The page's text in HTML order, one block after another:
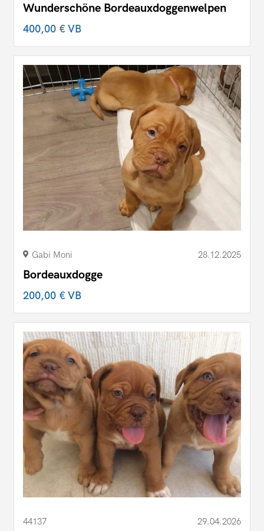
Wunderschöne Bordeauxdoggenwelpen
400,00 €VB
Gabi Moni 28.12.2025
Bordeauxdogge
200,00 €VB
44137 29.04.2026